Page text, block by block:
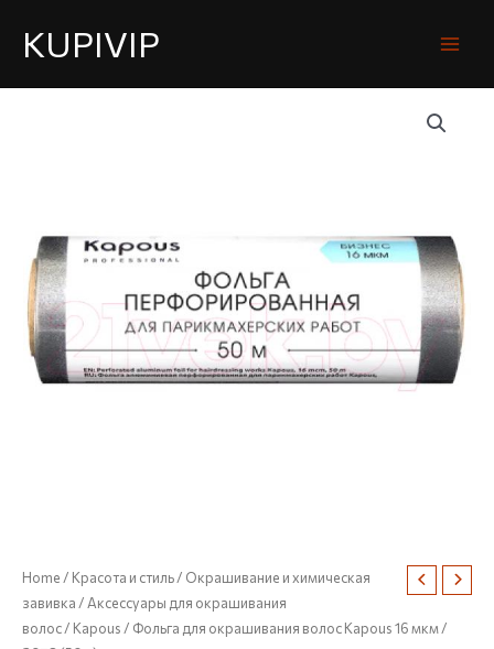
KUPIVIP
Home/ Красота и стиль/ Окрашивание и химическая
завивка/Аксессуары для окрашивания
волос/ Kapous/ Фольга для окрашивания волос Kapous 16 мкм /